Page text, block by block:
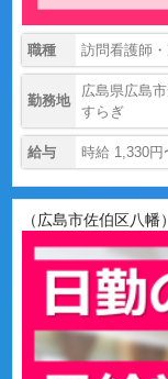
職種 訪問看護師
勤務地
広島県広島
すらぎ
給与 時給 1,330円
（広島市佐伯区八幡